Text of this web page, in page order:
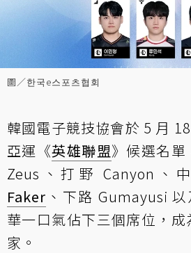
圖／한국e스포츠협회
韓國電子競技協會於 5 月
亞運《英雄聯盟》候選名
Zeus、打野 Canyon、
Faker 、下路 Gumayusi
華一口氣佔下三個席位，
家。